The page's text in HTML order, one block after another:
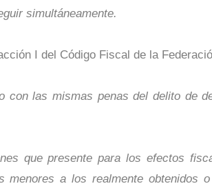
simultáneamente.
I del Código Fiscal de la
con las mismas penas del delito de
que presente para los efectos
menores a los realmente obtenidos